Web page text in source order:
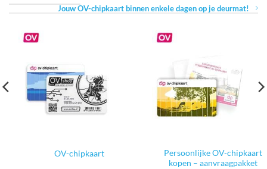
Jouw OV-chipkaart binnen enkele dagen op je deurmat!
OV-chipkaart
Persoonlijke OV-chipkaart
kopen – aanvraagpakket